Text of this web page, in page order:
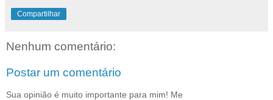
Compartilhar
Nenhum comentário:
Postar um comentário
Sua opinião é muito importante para mim! Me